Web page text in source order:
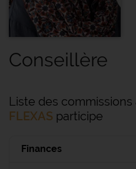
Conseillère
Liste des
FLEXAS participe
Finances